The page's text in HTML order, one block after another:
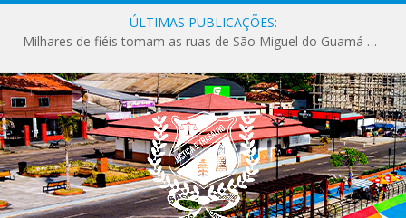
ÚLTIMAS PUBLICAÇÕES:
Milhares de fiéis tomam as ruas de São Miguel do Guamá em uma grande celebração de fé na Marcha para Jesus 2026.